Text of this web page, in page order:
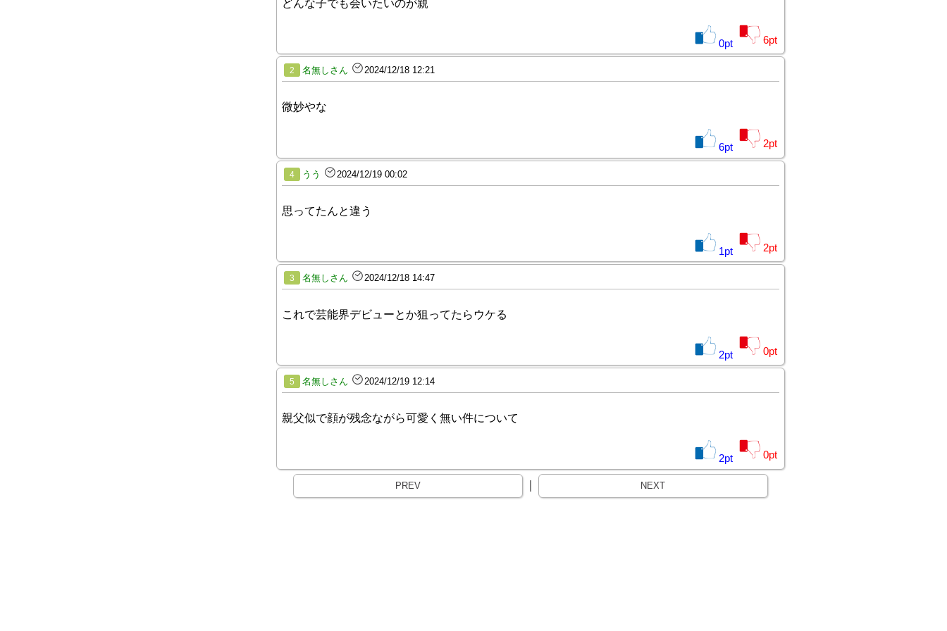
どんな子でも会いたいのが親
0pt 6pt
2 名無しさん 2024/12/18 12:21
微妙やな
6pt 2pt
4 うう 2024/12/19 00:02
思ってたんと違う
1pt 2pt
3 名無しさん 2024/12/18 14:47
これで芸能界デビューとか狙ってたらウケる
2pt 0pt
5 名無しさん 2024/12/19 12:14
親父似で顔が残念ながら可愛く無い件について
2pt 0pt
PREV NEXT